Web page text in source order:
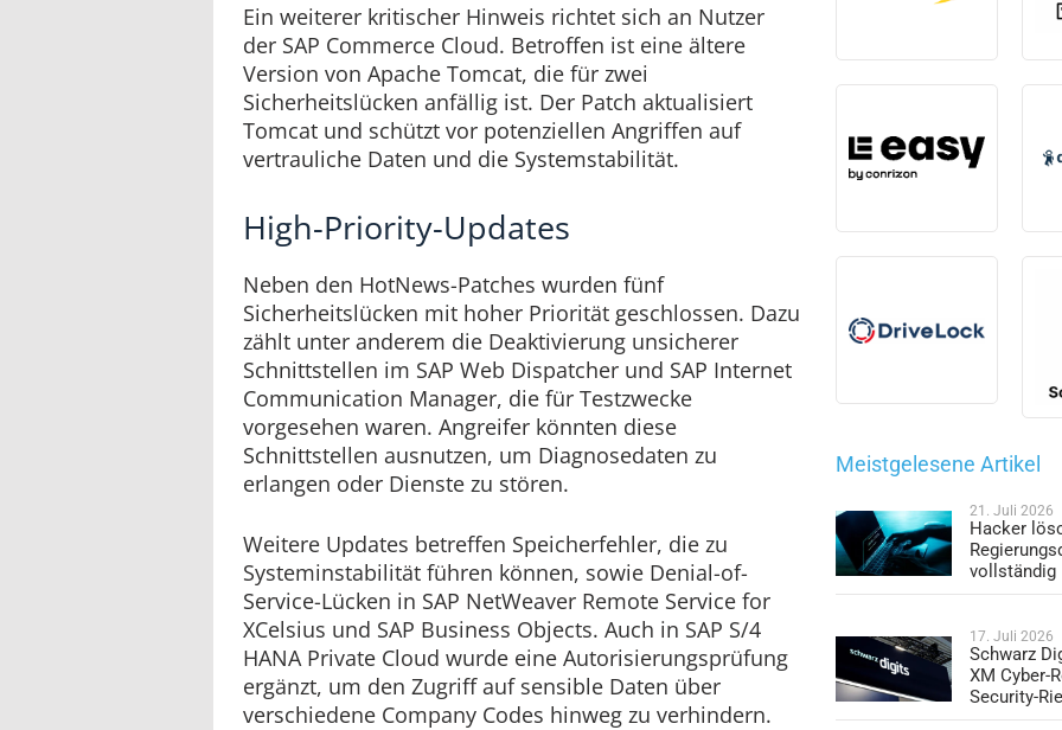
Ein weiterer kritischer Hinweis richtet sich an Nutzer
der SAP Commerce Cloud. Betroffen ist eine ältere
Version von Apache Tomcat, die für zwei
Sicherheitslücken anfällig ist. Der Patch aktualisiert
Tomcat und schützt vor potenziellen Angriffen auf
vertrauliche Daten und die Systemstabilität.
High-Priority-Updates
Neben den HotNews-Patches wurden fünf
Sicherheitslücken mit hoher Priorität geschlossen. Dazu
zählt unter anderem die Deaktivierung unsicherer
Schnittstellen im SAP Web Dispatcher und SAP Internet
Communication Manager, die für Testzwecke
vorgesehen waren. Angreifer könnten diese
Schnittstellen ausnutzen, um Diagnosedaten zu
erlangen oder Dienste zu stören.
Weitere Updates betreffen Speicherfehler, die zu
Systeminstabilität führen können, sowie Denial-of-
Service-Lücken in SAP NetWeaver Remote Service for
XCelsius und SAP Business Objects. Auch in SAP S/4
HANA Private Cloud wurde eine Autorisierungsprüfung
ergänzt, um den Zugriff auf sensible Daten über
verschiedene Company Codes hinweg zu verhindern.
Meistgelesene Artikel
21. Juli 2026
Hacker
vollständig
17. Juli 2026
Schwarz
XM Cyber-
Security-